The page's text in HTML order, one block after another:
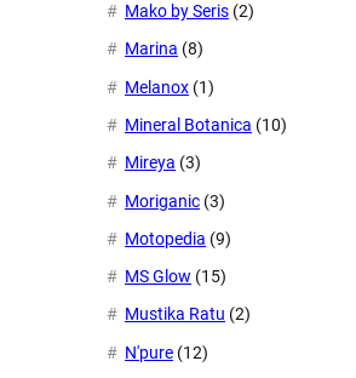
Mako by Seris (2)
Marina (8)
Melanox (1)
Mineral Botanica (10)
Mireya (3)
Moriganic (3)
Motopedia (9)
MS Glow (15)
Mustika Ratu (2)
N'pure (12)